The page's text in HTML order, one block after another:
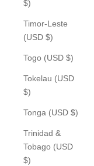
$)
Timor-Leste
(USD $)
Togo (USD $)
Tokelau (USD
$)
Tonga (USD $)
Trinidad &
Tobago (USD
$)